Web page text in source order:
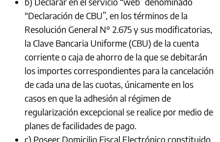
“Declaración de CBU”, en los términos de la
Resolución General N° 2.675 y sus modificatorias,
la Clave Bancaria Uniforme (CBU) de la cuenta
corriente o caja de ahorro de la que se debitarán
los importes correspondientes para la cancelación
de cada una de las cuotas, únicamente en los
casos en que la adhesión al régimen de
regularización excepcional se realice por medio de
planes de facilidades de pago.
c) Poseer Domicilio Fiscal Electrónico constituido